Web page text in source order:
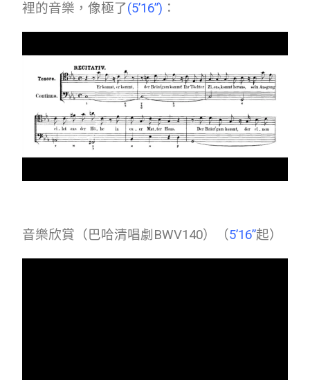
裡的音樂，像極了(5’16”) ：
音樂欣賞（巴哈清唱劇BWV140）（5’16”起）